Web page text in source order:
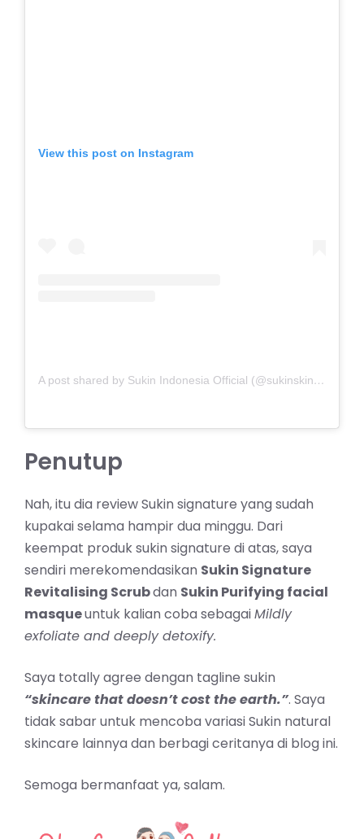
View this post on Instagram
A post shared by Sukin Indonesia Official (@sukinskincare_idn)
Penutup
Nah, itu dia review Sukin signature yang sudah
kupakai selama hampir dua minggu. Dari
keempat produk sukin signature di atas, saya
sendiri merekomendasikan Sukin Signature
Revitalising Scrubdan Sukin Purifying facial
masqueuntuk kalian coba sebagaiMildly
exfoliate and deeply detoxify.
Saya totally agree dengan tagline sukin
“skincare that doesn’t cost the earth.”. Saya
tidak sabar untuk mencoba variasi Sukin natural
skincare lainnya dan berbagi ceritanya di blog ini.
Semoga bermanfaat ya, salam.